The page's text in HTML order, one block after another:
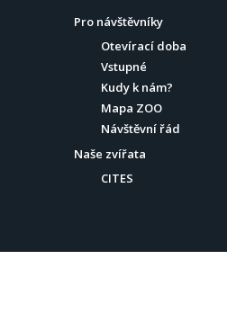
Pro návštěvníky
Otevírací doba
Vstupné
Kudy k nám?
Mapa ZOO
Návštěvní řád
Naše zvířata
CITES